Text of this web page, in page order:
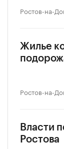
Ростов-на-
Жилье
Ростов-на-
Власти
Ростова